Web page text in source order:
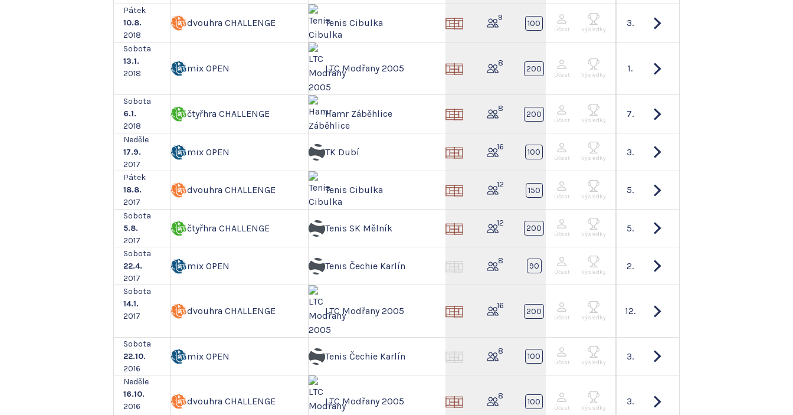
Pátek
10.8.
2018
dvouhra CHALLENGE Tenis Cibulka 9
100 3.
Účast Výsledky
Sobota
13.1.
2018
mix OPEN LTC Modřany 2005 8
200 1.
Účast Výsledky
Sobota
6.1.
2018
čtyřhra CHALLENGE Hamr Záběhlice 8
200 7.
Účast Výsledky
Neděle
17.9.
2017
mix OPEN TK Dubí 16
100 3.
Účast Výsledky
Pátek
18.8.
2017
dvouhra CHALLENGE Tenis Cibulka 12
150 5.
Účast Výsledky
Sobota
5.8.
2017
čtyřhra CHALLENGE Tenis SK Mělník 12
200 5.
Účast Výsledky
Sobota
22.4.
2017
mix OPEN Tenis Čechie Karlín 8
90 2.
Účast Výsledky
Sobota
14.1.
2017
dvouhra CHALLENGE LTC Modřany 2005 16
200 12.
Účast Výsledky
Sobota
22.10.
2016
mix OPEN Tenis Čechie Karlín 8
100 3.
Účast Výsledky
Neděle
16.10.
2016
dvouhra CHALLENGE LTC Modřany 2005 8
100 3.
Účast Výsledky